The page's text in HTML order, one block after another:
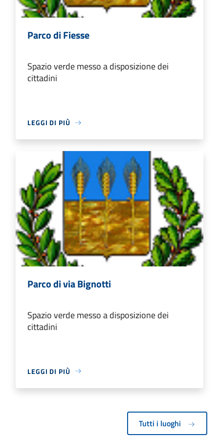
Parco di Fiesse
Spazio verde messo a disposizione dei
cittadini
LEGGI DI PIÙ
Parco di via Bignotti
Spazio verde messo a disposizione dei
cittadini
LEGGI DI PIÙ
Tutti i luoghi